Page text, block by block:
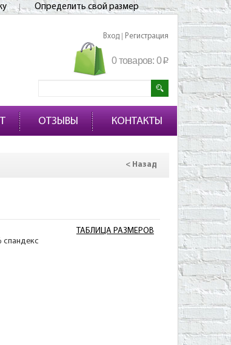
Определить свой размер
Вход Регистрация
0 товаров: 0p
ОТЗЫВЫ КОНТАКТЫ
< Назад
ТАБЛИЦА РАЗМЕРОВ
спандекс